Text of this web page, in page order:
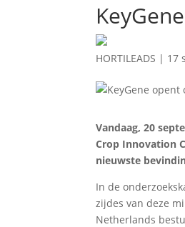
HORTILEADS | 17
Vandaag, 20
Crop Innovation
nieuwste
In de
zijdes van deze
Netherlands